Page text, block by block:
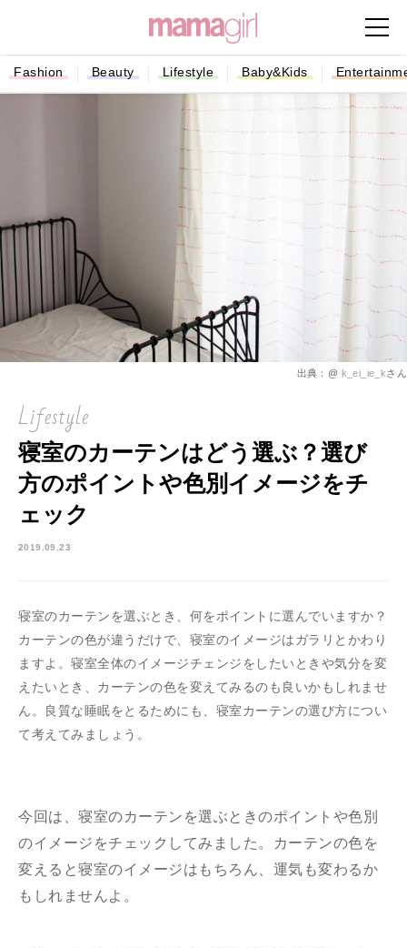
Fashion Beauty Lifestyle Baby&Kids
出典：@ k_ei_ie_kさん
Lifestyle
寝室のカーテンはどう選ぶ？選び
方のポイントや色別イメージをチ
ェック
2019.09.23
寝室のカーテンを選ぶとき、何をポイントに選んでいますか？
カーテンの色が違うだけで、寝室のイメージはガラリとかわり
ますよ。寝室全体のイメージチェンジをしたいときや気分を変
えたいとき、カーテンの色を変えてみるのも良いかもしれませ
ん。良質な睡眠をとるためにも、寝室カーテンの選び方につい
て考えてみましょう。
今回は、寝室のカーテンを選ぶときのポイントや色別
のイメージをチェックしてみました。カーテンの色を
変えると寝室のイメージはもちろん、運気も変わるか
もしれませんよ。